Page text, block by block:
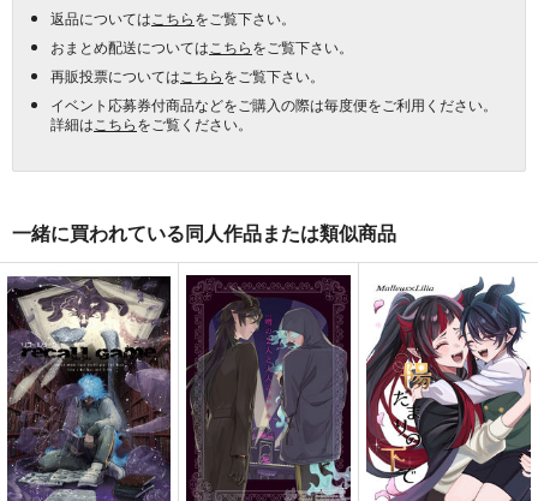
返品については こちらをご覧下さい。
おまとめ配送については こちらをご覧下さい。
再販投票については こちらをご覧下さい。
イベント応募券付商品などをご購入の際は毎度便をご利用ください。
詳細は こちらをご覧ください。
一緒に買われている同人作品または類似商品